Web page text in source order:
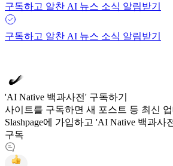
구독하고 알찬 AI 뉴스 소식 알림받기
구독하고 알찬 AI 뉴스 소식 알림받기
'AI Native 백과사전' 구독하기
사이트를 구독하면 새 포스트 등 최신
Slashpage에 가입하고 'AI Native 백과사
구독